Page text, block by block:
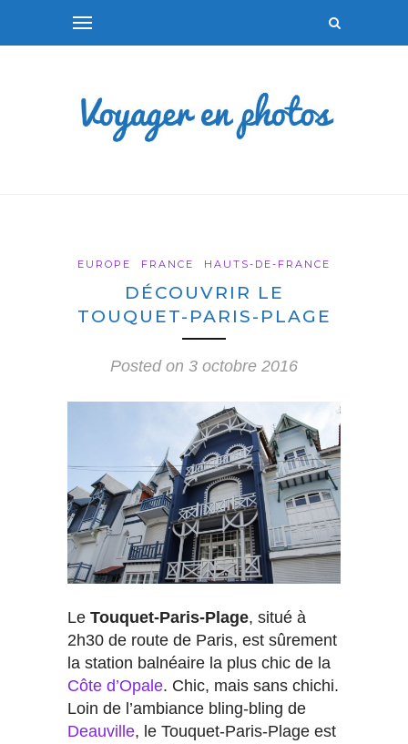
EUROPE FRANCE HAUTS-DE-FRANCE
DÉCOUVRIR LE
TOUQUET-PARIS-PLAGE
Posted on 3 octobre 2016
Le Touquet-Paris-Plage, situé à
2h30 de route de Paris, est sûrement
la station balnéaire la plus chic de la
Côte d’Opale. Chic, mais sans chichi.
Loin de l’ambiance bling-bling de
Deauville, le Touquet-Paris-Plage est